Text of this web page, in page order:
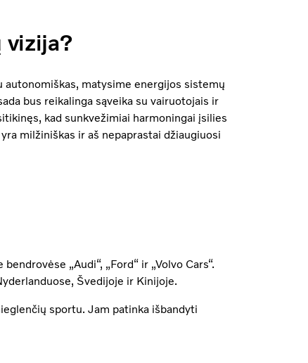
vizija?
autonomiškas, matysime energijos sistemų
bus reikalinga sąveika su vairuotojais ir
kad sunkvežimiai harmoningai įsilies
milžiniškas ir aš nepaprastai džiaugiuosi
„Audi“, „Ford“ ir „Volvo Cars“.
Švedijoje ir Kinijoje.
sportu. Jam patinka išbandyti